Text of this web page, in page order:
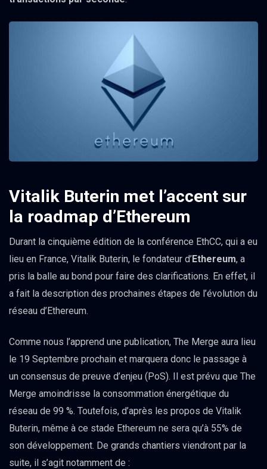
Vitalik Buterin met l’accent sur
la roadmap d’Ethereum
Durant la cinquième édition de la conférence EthCC, qui a eu
lieu en France, Vitalik Buterin, le fondateur d’Ethereum, a
pris la balle au bond pour faire des clarifications. En effet, il
a fait la description des prochaines étapes de l’évolution du
réseau d’Ethereum.
Comme nous l’apprend une publication, The Merge aura lieu
le 19 Septembre prochain et marquera donc le passage à
un consensus de preuve d’enjeu (PoS). Il est prévu que The
Merge amoindrisse la consommation énergétique du
réseau de 99 %. Toutefois, d’après les propos de Vitalik
Buterin, même à ce stade Ethereum ne sera qu’à 55% de
son développement. De grands chantiers viendront par la
suite, il s’agit notamment de :